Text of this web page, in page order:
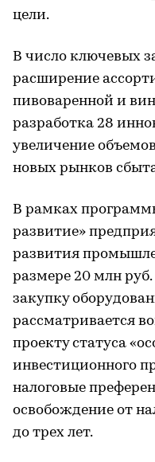
цели.
В число ключевых
расширение
пивоваренной и
разработка 28
увеличение
новых рынков
В рамках
развитие»
развития
размере 20 млн
закупку
рассматривается
проекту статуса
инвестиционного
налоговые
освобождение от
до трех лет.